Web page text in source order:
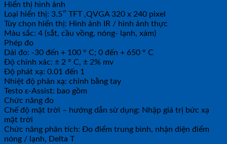
Hiển thị hình ảnh
Loại hiển thị: 3.5″ TFT ,QVGA 320 x 240 pixel
Tùy chọn hiển thị: Hình ảnh IR / hình ảnh thực
Màu sắc: 4 (sắt, cầu vồng, nóng- lạnh, xám)
Phép đo
Dải đo: -30 đến + 100 ° C; 0 đến + 650 ° C
Độ chính xác: ± 2 ° C, ± 2% mv
Độ phát xạ: 0.01 đến 1
Nhiệt độ phản xạ: chỉnh bằng tay
Testo ε-Assist: bao gồm
Chức năng đo
Chế độ mặt trời – hướng dẫn sử dụng: Nhập giá trị bức xạ
mặt trời
Chức năng phân tích: Đo điểm trung bình, nhận diện điểm
nóng / lạnh, Delta T